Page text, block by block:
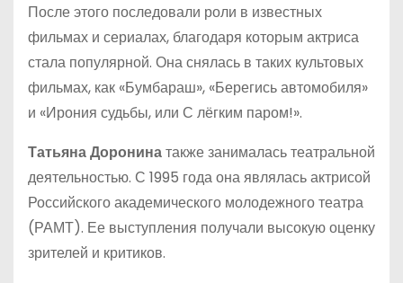
После этого последовали роли в известных
фильмах и сериалах, благодаря которым актриса
стала популярной. Она снялась в таких культовых
фильмах, как «Бумбараш», «Берегись автомобиля»
и «Ирония судьбы, или С лёгким паром!».
Татьяна Доронинатакже занималась театральной
деятельностью. С 1995 года она являлась актрисой
Российского академического молодежного театра
(РАМТ). Ее выступления получали высокую оценку
зрителей и критиков.